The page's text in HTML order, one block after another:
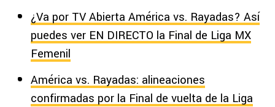
¿Va por TV Abierta América vs. Rayadas? Así
puedes ver EN DIRECTO la Final de Liga MX
Femenil
América vs. Rayadas: alineaciones
confirmadas por la Final de vuelta de la Liga